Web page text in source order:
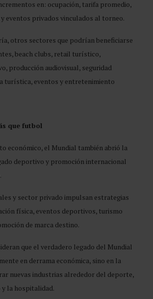
en: ocupación, tarifa promedio,
eventos privados vinculados al torneo.
otros sectores que podrían beneficiarse
beach clubs, retail turístico,
producción audiovisual, seguridad
turística, eventos y entretenimiento
que futbol
económico, el Mundial también abrió la
deportivo y promoción internacional
y sector privado impulsan estrategias
física, eventos deportivos, turismo
de marca destino.
que el verdadero legado del Mundial
en derrama económica, sino en la
nuevas industrias alrededor del deporte,
la hospitalidad.